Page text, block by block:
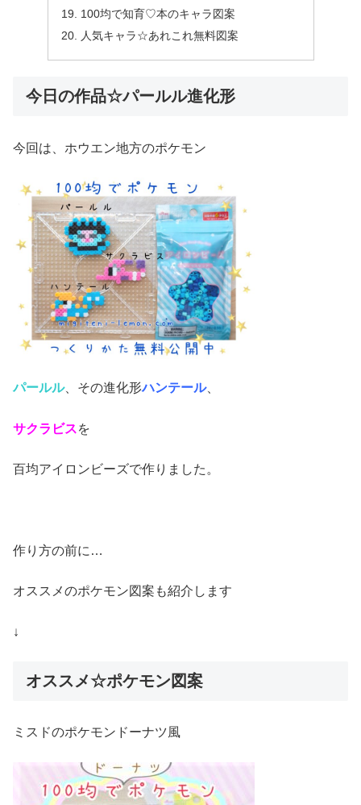
100均で知育♡本のキャラ図案
人気キャラ☆あれこれ無料図案
今日の作品☆パールル進化形
今回は、ホウエン地方のポケモン
パールル、その進化形ハンテール、
サクラビスを
百均アイロンビーズで作りました。
作り方の前に…
オススメのポケモン図案も紹介します
↓
オススメ☆ポケモン図案
ミスドのポケモンドーナツ風